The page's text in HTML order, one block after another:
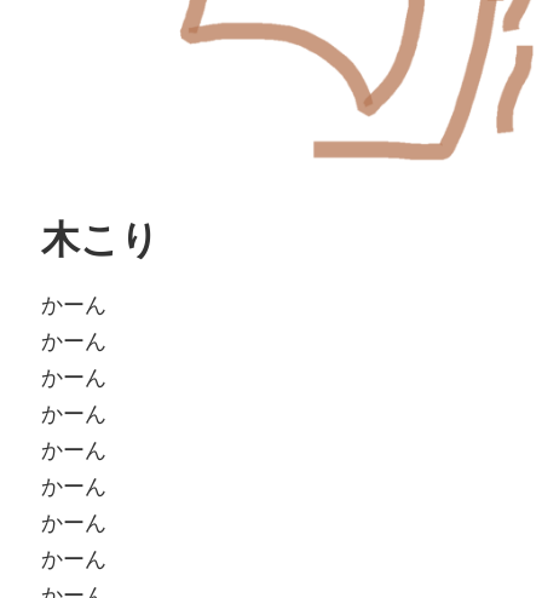
木こり
かーん
かーん
かーん
かーん
かーん
かーん
かーん
かーん